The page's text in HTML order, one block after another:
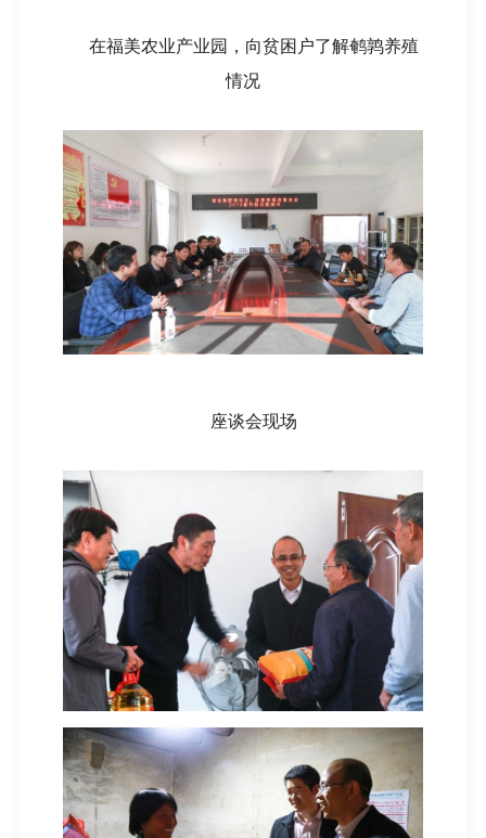
在福美农业产业园，向贫困户了解鹌鹑养殖
情况
座谈会现场